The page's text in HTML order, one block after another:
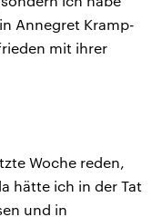
Annegret Kramp-
mit ihrer
Woche reden,
hätte ich in der Tat
und in